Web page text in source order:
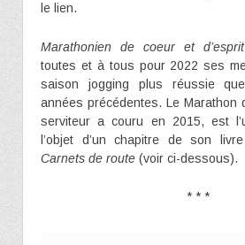
le lien.
Marathonien de coeur et d’esprit
toutes et à tous pour 2022 ses
saison jogging plus réussie
années précédentes. Le Marathon
serviteur a couru en 2015, est
l’objet d’un chapitre de son livre
Carnets de route (voir ci-dessous).
* * *